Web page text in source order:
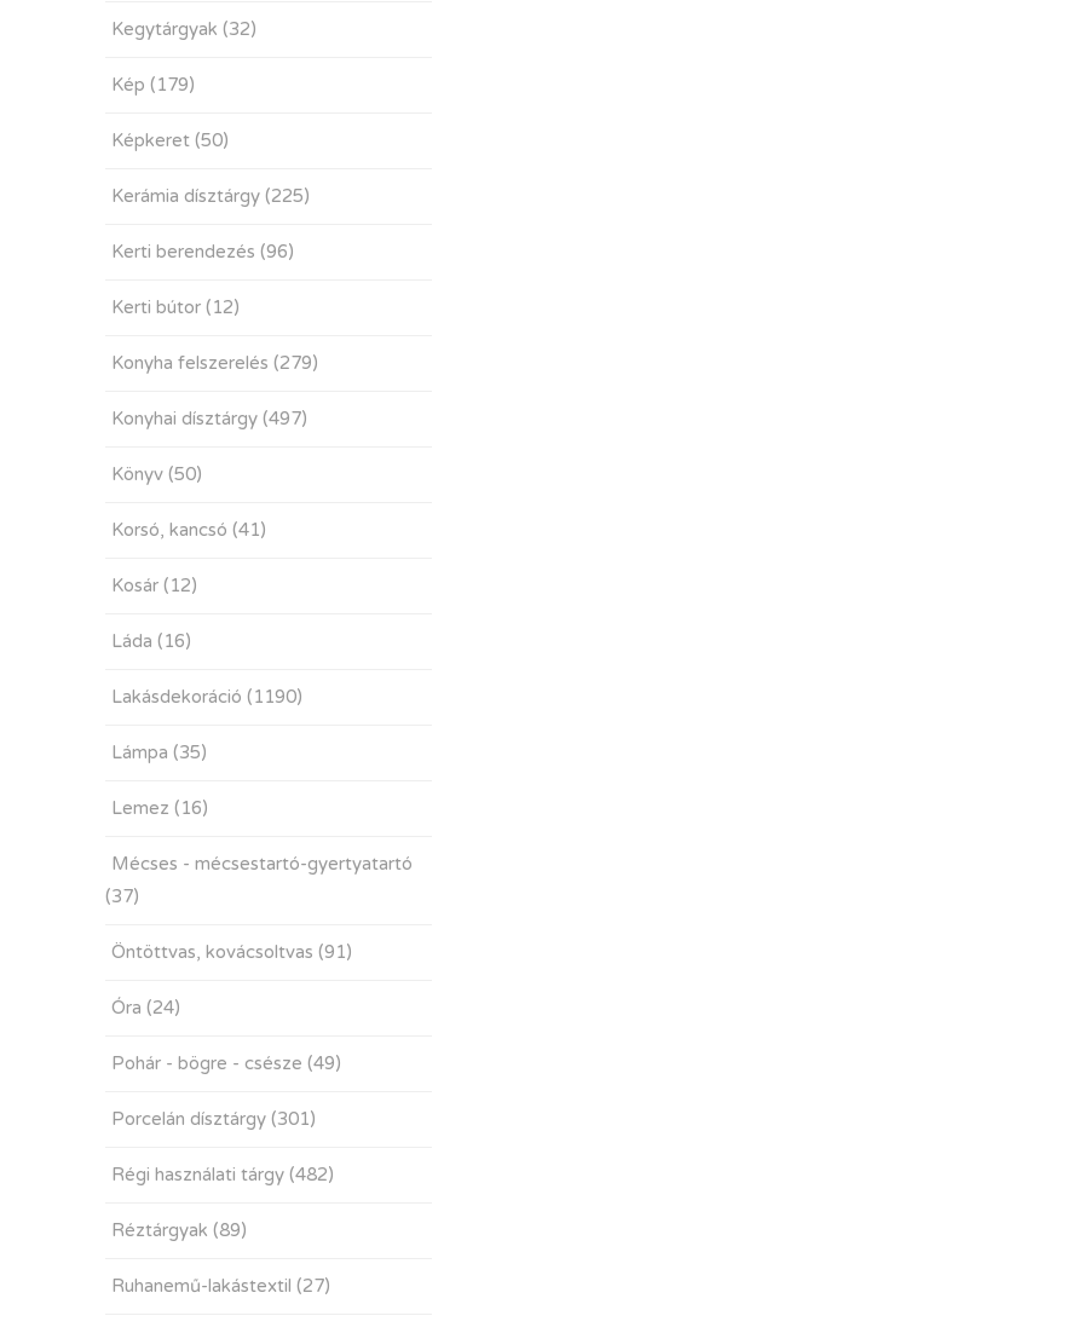
Kegytárgyak (32)
Kép (179)
Képkeret (50)
Kerámia dísztárgy (225)
Kerti berendezés (96)
Kerti bútor (12)
Konyha felszerelés (279)
Konyhai dísztárgy (497)
Könyv (50)
Korsó, kancsó (41)
Kosár (12)
Láda (16)
Lakásdekoráció (1190)
Lámpa (35)
Lemez (16)
Mécses - mécsestartó-gyertyatartó
(37)
Öntöttvas, kovácsoltvas (91)
Óra (24)
Pohár - bögre - csésze (49)
Porcelán dísztárgy (301)
Régi használati tárgy (482)
Réztárgyak (89)
Ruhanemű-lakástextil (27)